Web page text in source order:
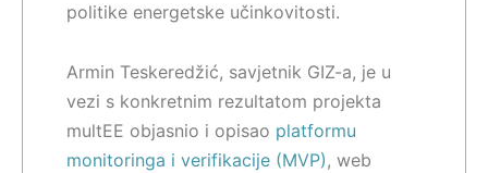
politike energetske učinkovitosti.
Armin Teskeredžić, savjetnik GIZ-a, je u
vezi s konkretnim rezultatom projekta
multEE objasnio i opisao platformu
monitoringa i verifikacije (MVP), web